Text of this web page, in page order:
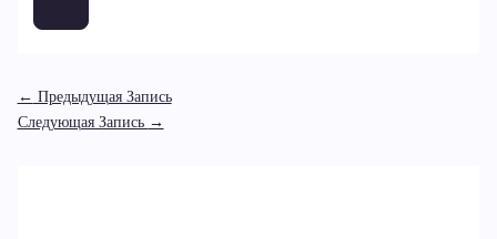
← Предыдущая Запись
Следующая Запись →